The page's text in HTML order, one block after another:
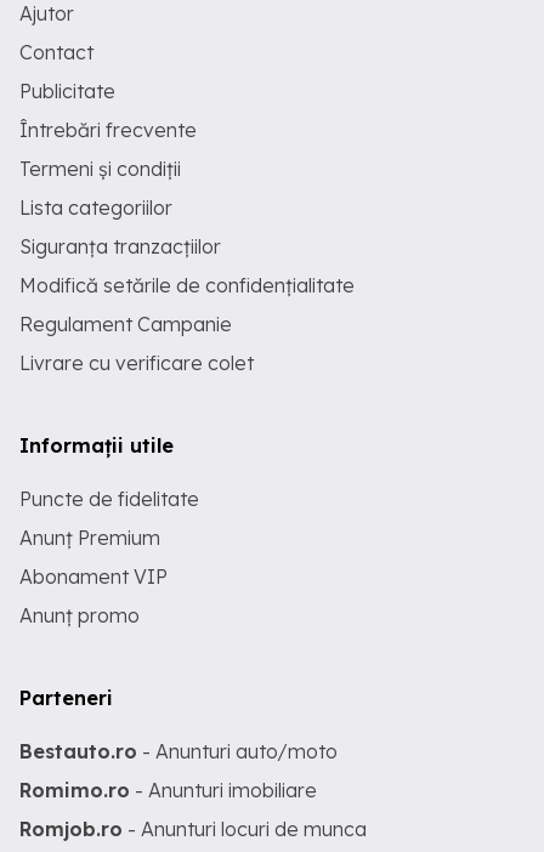
Ajutor
Contact
Publicitate
Întrebări frecvente
Termeni și condiții
Lista categoriilor
Siguranța tranzacțiilor
Modifică setările de confidențialitate
Regulament Campanie
Livrare cu verificare colet
Informații utile
Puncte de fidelitate
Anunț Premium
Abonament VIP
Anunț promo
Parteneri
Bestauto.ro - Anunturi auto/moto
Romimo.ro - Anunturi imobiliare
Romjob.ro - Anunturi locuri de munca